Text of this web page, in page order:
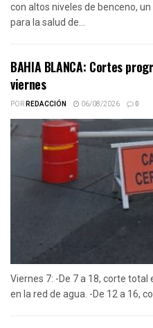
con altos niveles de benceno,
para la salud de...
BAHIA BLANCA: Cortes
viernes
PORREDACCIÓN 06/08/2026 0
Viernes 7: -De 7 a 18, corte
en la red de agua. -De 12 a 16,